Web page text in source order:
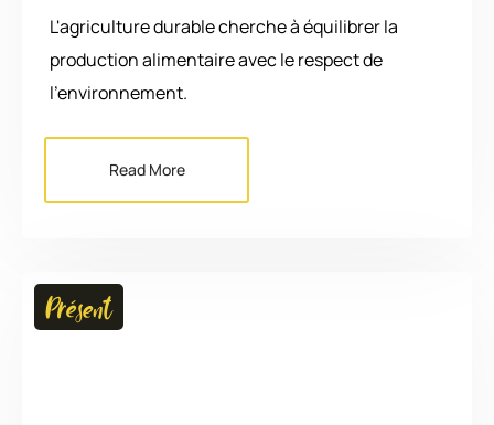
L'agriculture durable cherche à équilibrer la
production alimentaire avec le respect de
l'environnement.
Read More
Présent